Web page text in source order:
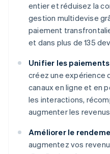
entier et réduisez la
gestion multidevise
paiement
et dans plus de 135
Unifier les
créez une expérience
canaux en ligne et en
les interactions,
augmenter les
Améliorer le
augmentez vos